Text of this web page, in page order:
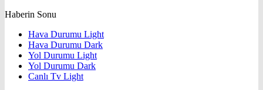
Haberin Sonu
Hava Durumu Light
Hava Durumu Dark
Yol Durumu Light
Yol Durumu Dark
Canlı Tv Light